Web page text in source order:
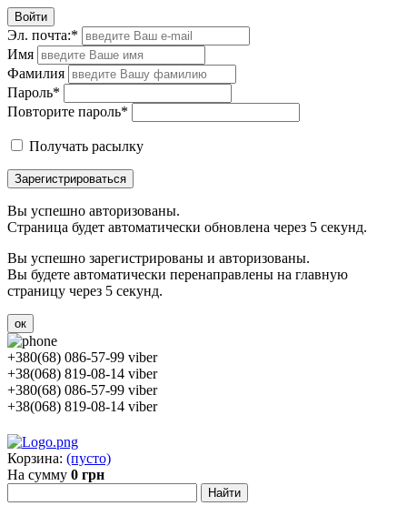
Войти
Эл. почта:*
Имя
Фамилия
Пароль*
Повторите пароль*
Получать расылку
Зарегистрироваться
Вы успешно авторизованы.
Страница будет автоматически обновлена через 5 секунд.
Вы успешно зарегистрированы и авторизованы.
Вы будете автоматически перенаправлены на главную
страницу через 5 секунд.
ок
+380(68) 086-57-99 viber
+38(068) 819-08-14 viber
+380(68) 086-57-99 viber
+38(068) 819-08-14 viber
Корзина: (пусто)
На сумму 0 грн